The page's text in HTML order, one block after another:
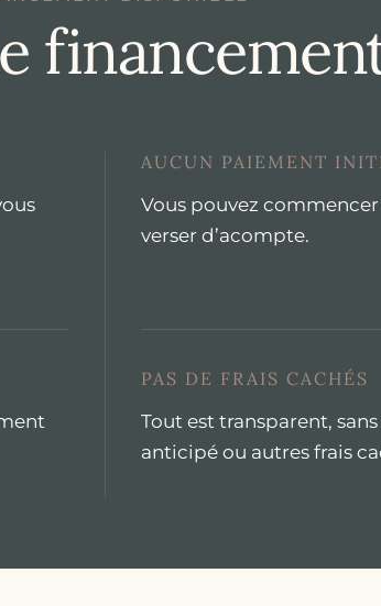
AUCUN PAIEMENT
Vous pouvez
verser d’acompte.
PAS DE FRAIS CACHÉS
Tout est transparent,
anticipé ou autres frais